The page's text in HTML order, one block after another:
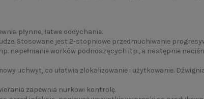
płynne, łatwe oddychanie.
Stosowane jest 2-stopniowe przedmuchiwanie
napełnianie worków podnoszących itp., a następnie
uchwyt, co ułatwia zlokalizowanie i użytkowanie.
zapewnia nurkowi kontrolę.